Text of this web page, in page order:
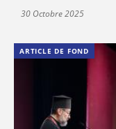
30 Octobre 2025
ARTICLE DE FOND